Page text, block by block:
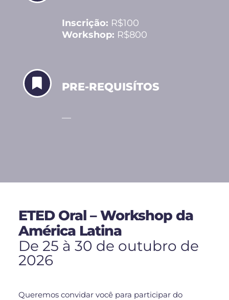
Inscrição: R$100
Workshop: R$800
PRE-REQUISÍTOS
—
ETED Oral – Workshop da
América Latina
De 25 à 30 de outubro de
2026
Queremos convidar você para participar do